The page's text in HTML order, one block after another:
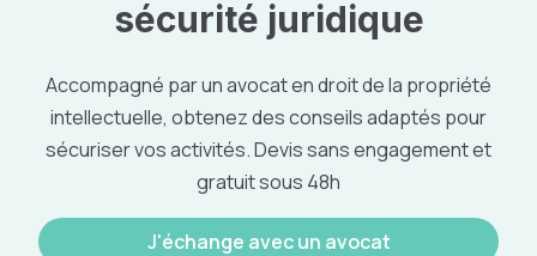
sécurité juridique
Accompagné par un avocat en droit de la propriété
intellectuelle, obtenez des conseils adaptés pour
sécuriser vos activités. Devis sans engagement et
gratuit sous 48h
J'échange avec un avocat